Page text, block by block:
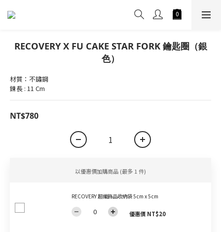
RECOVERY X FU CAKE STAR FORK 鑰匙圈（銀
色）
材質：不鏽鋼
鍊長 : 11 Cm
NT$780
以優惠價加購商品 (最多 1 件)
RECOVERY 超纖飾品收納袋 5cm x 5cm
優惠價 NT$20